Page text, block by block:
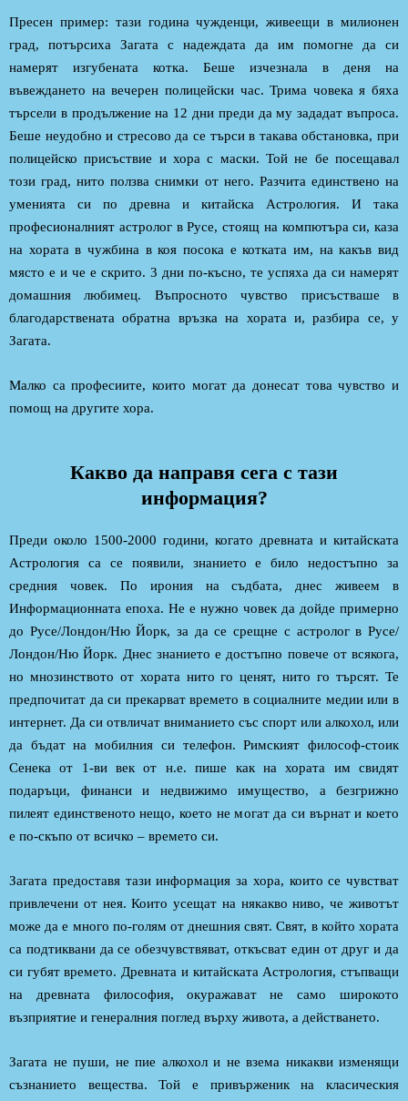
Пресен пример: тази година чужденци, живеещи в милионен
град, потърсиха Загата с надеждата да им помогне да си
намерят изгубената котка. Беше изчезнала в деня на
въвеждането на вечерен полицейски час. Трима човека я бяха
търсели в продължение на 12 дни преди да му зададат въпроса.
Беше неудобно и стресово да се търси в такава обстановка, при
полицейско присъствие и хора с маски. Той не бе посещавал
този град, нито ползва снимки от него. Разчита единствено на
уменията си по древна и китайска Астрология. И така
професионалният астролог в Русе, стоящ на компютъра си, каза
на хората в чужбина в коя посока е котката им, на какъв вид
място е и че е скрито. 3 дни по-късно, те успяха да си намерят
домашния любимец. Въпросното чувство присъстваше в
благодарствената обратна връзка на хората и, разбира се, у
Загата.
Малко са професиите, които могат да донесат това чувство и
помощ на другите хора.
Какво да направя сега с тази
информация?
Преди около 1500-2000 години, когато древната и китайската
Астрология са се появили, знанието е било недостъпно за
средния човек. По ирония на съдбата, днес живеем в
Информационната епоха. Не е нужно човек да дойде примерно
до Русе/Лондон/Ню Йорк, за да се срещне с астролог в Русе/
Лондон/Ню Йорк. Днес знанието е достъпно повече от всякога,
но мнозинството от хората нито го ценят, нито го търсят. Те
предпочитат да си прекарват времето в социалните медии или в
интернет. Да си отвличат вниманието със спорт или алкохол, или
да бъдат на мобилния си телефон. Римският философ-стоик
Сенека от 1-ви век от н.е. пише как на хората им свидят
подаръци, финанси и недвижимо имущество, а безгрижно
пилеят единственото нещо, което не могат да си върнат и което
е по-скъпо от всичко – времето си.
Загата предоставя тази информация за хора, които се чувстват
привлечени от нея. Които усещат на някакво ниво, че животът
може да е много по-голям от днешния свят. Свят, в който хората
са подтиквани да се обезчувствяват, откъсват един от друг и да
си губят времето. Древната и китайската Астрология, стъпващи
на древната философия, окуражават не само широкото
възприятие и генералния поглед върху живота, а действането.
Загата не пуши, не пие алкохол и не взема никакви изменящи
съзнанието вещества. Той е привърженик на класическия